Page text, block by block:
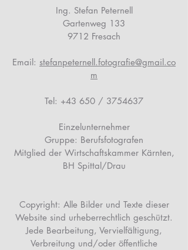
Ing. Stefan Peternell
Gartenweg 133
9712 Fresach
Email: stefanpeternell.fotografie@gmail.co
m
Tel: +43 650 / 3754637
Einzelunternehmer
Gruppe: Berufsfotografen
Mitglied der Wirtschaftskammer Kärnten,
BH Spittal/Drau
Copyright: Alle Bilder und Texte dieser
Website sind urheberrechtlich geschützt.
Jede Bearbeitung, Vervielfältigung,
Verbreitung und/oder öffentliche